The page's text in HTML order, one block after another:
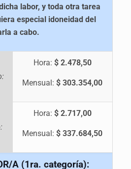
labor, y toda otra tarea
especial idoneidad del
a cabo.
Hora: $ 2.478,50
Mensual:$ 303.354,00
Hora: $ 2.717,00
Mensual:$ 337.684,50
A (1ra. categoría):